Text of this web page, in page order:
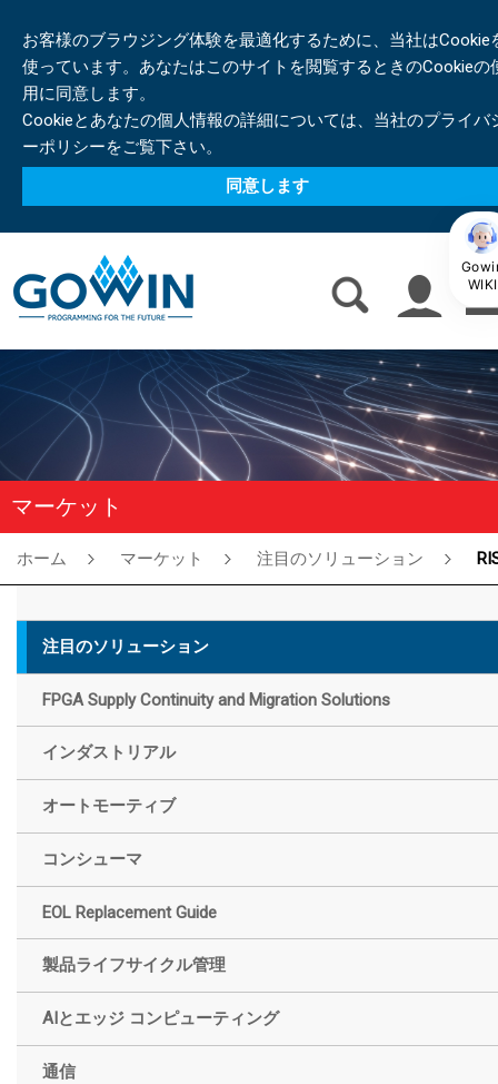
お客様のブラウジング体験を最適化するために、当社はCookie
使っています。あなたはこのサイトを閲覧するときのCookieの
用に同意します。
Cookieとあなたの個人情報の詳細については、当社のプライバ
ーポリシーをご覧下さい。
同意します
マーケット
ホーム マーケット 注目のソリューション
注目のソリューション
FPGA Supply Continuity and Migration Solutions
インダストリアル
オートモーティブ
コンシューマ
EOL Replacement Guide
製品ライフサイクル管理
AIとエッジ コンピューティング
通信
WIKI